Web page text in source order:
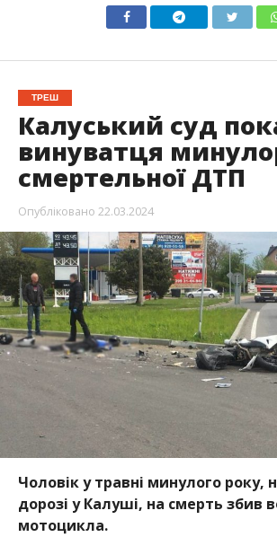
ТРЕШ
Калуський суд
винуватця
смертельної ДТП
Опубліковано 22.03.2024
Чоловік у травні минулого року,
дорозі у Калуші, на смерть збив
мотоцикла.